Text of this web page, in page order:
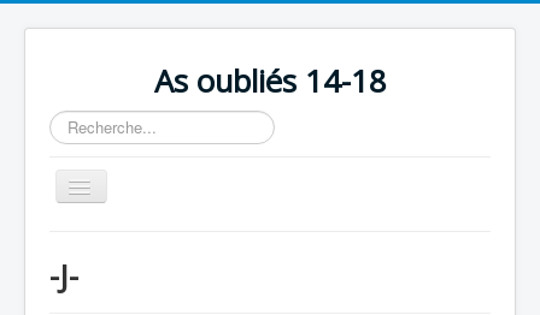
As oubliés 14-18
Rechercher
Basculer
la
Chronologie
-J-